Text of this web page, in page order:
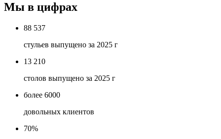
Мы в цифрах
88 537
стульев выпущено за 2025 г
13 210
столов выпущено за 2025 г
более 6000
довольных клиентов
70%